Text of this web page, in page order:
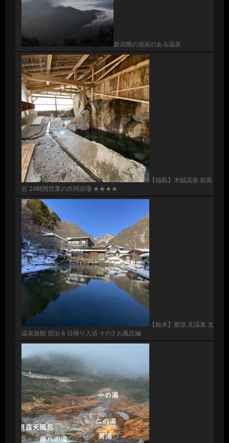
新潟県の混浴のある温泉
【福島】木賊温泉 岩風
呂 24時間営業の共同浴場 ★★★★
【栃木】那須 北温泉 北
温泉旅館 宿泊 & 日帰り入浴 その3 お風呂編